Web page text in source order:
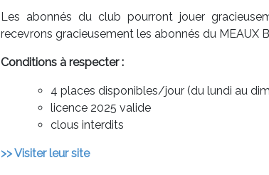
Les abonnés du club pourront jouer
recevrons gracieusement les abonnés du MEAUX
Conditions à respecter :
4 places disponibles/jour (du lundi au
licence 2025 valide
clous interdits
>> Visiter leur site